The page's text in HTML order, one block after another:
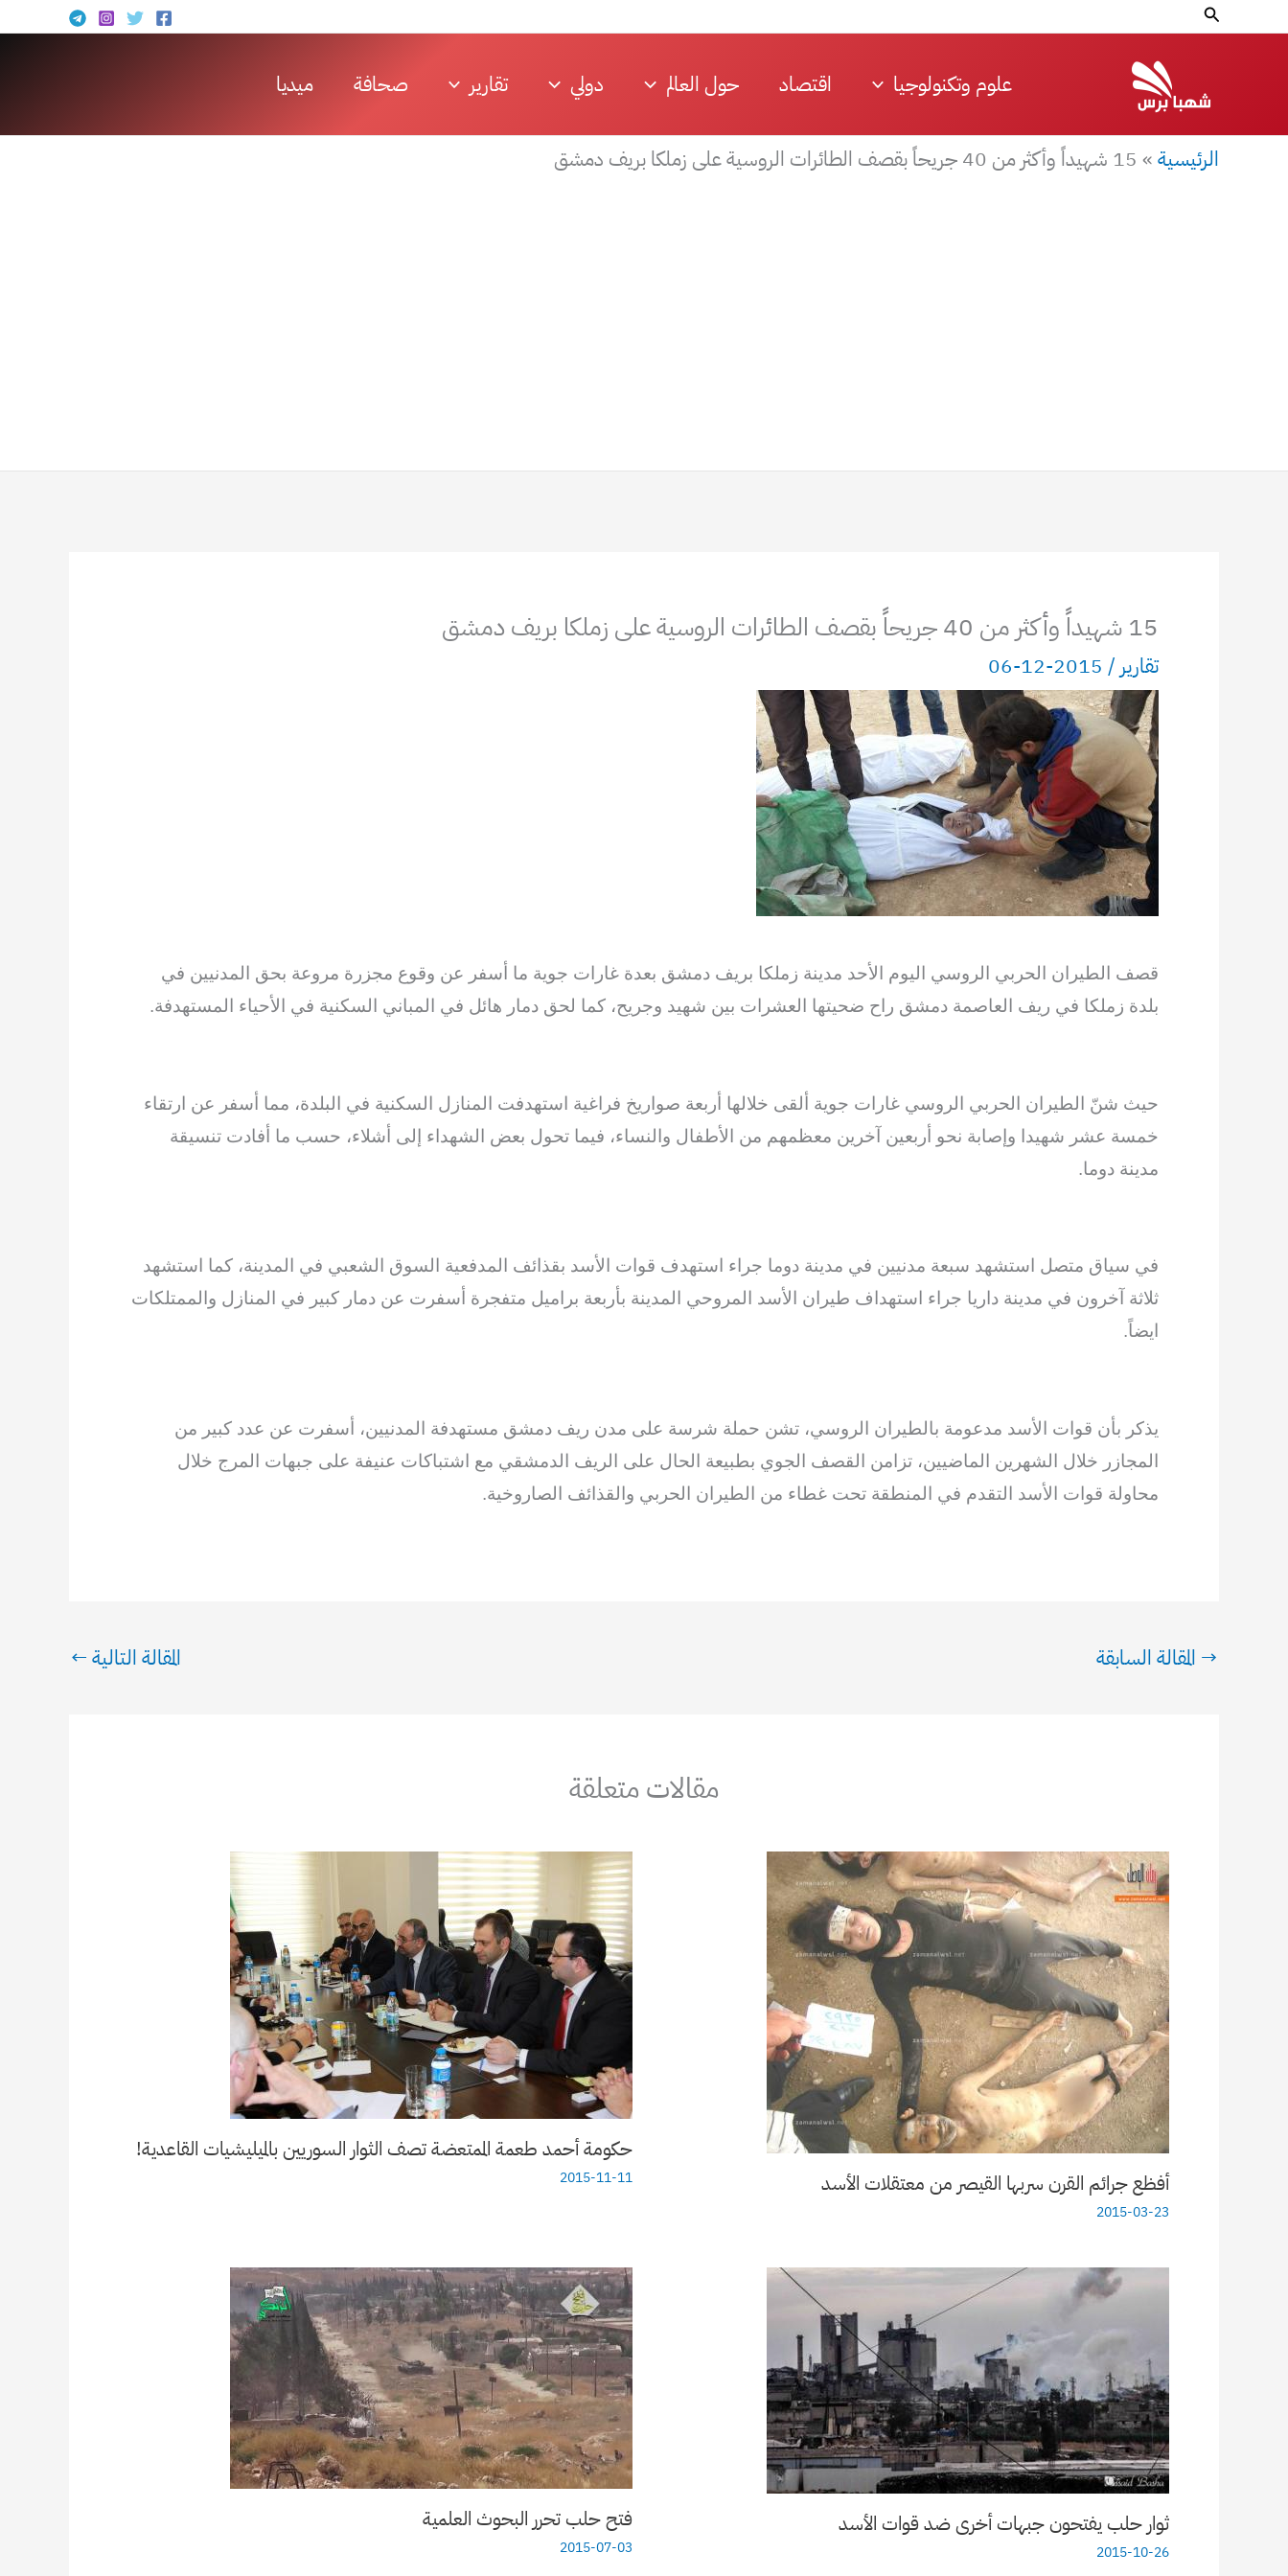
البحث
علوم وتكنولوجيا اقتصاد حول العالم دولي تقارير صحافة ميديا
الرئيسية» 15 شهيداً وأكثر من 40 جريحاً بقصف الطائرات الروسية على زملكا بريف دمشق
15 شهيداً وأكثر من 40 جريحاً بقصف الطائرات الروسية على زملكا بريف دمشق
تقارير /
2015-12-06
قصف الطيران الحربي الروسي اليوم الأحد مدينة زملكا بريف دمشق بعدة غارات جوية ما أسفر عن وقوع مجزرة مروعة بحق المدنيين في
بلدة زملكا في ريف العاصمة دمشق راح ضحيتها العشرات بين شهيد وجريح، كما لحق دمار هائل في المباني السكنية في الأحياء المستهدفة.
حيث شنّ الطيران الحربي الروسي غارات جوية ألقى خلالها أربعة صواريخ فراغية استهدفت المنازل السكنية في البلدة، مما أسفر عن ارتقاء
خمسة عشر شهيدا وإصابة نحو أربعين آخرين معظمهم من الأطفال والنساء، فيما تحول بعض الشهداء إلى أشلاء، حسب ما أفادت تنسيقة
مدينة دوما.
في سياق متصل استشهد سبعة مدنيين في مدينة دوما جراء استهدف قوات الأسد بقذائف المدفعية السوق الشعبي في المدينة، كما استشهد
ثلاثة آخرون في مدينة داريا جراء استهداف طيران الأسد المروحي المدينة بأربعة براميل متفجرة أسفرت عن دمار كبير في المنازل والممتلكات
ايضاً.
يذكر بأن قوات الأسد مدعومة بالطيران الروسي، تشن حملة شرسة على مدن ريف دمشق مستهدفة المدنيين، أسفرت عن عدد كبير من
المجازر خلال الشهرين الماضيين، تزامن القصف الجوي بطبيعة الحال على الريف الدمشقي مع اشتباكات عنيفة على جبهات المرج خلال
محاولة قوات الأسد التقدم في المنطقة تحت غطاء من الطيران الحربي والقذائف الصاروخية.
→ المقالة السابقة المقالة التالية←
مقالات متعلقة
أفظع جرائم القرن سربها القيصر من معتقلات الأسد
2015-03-23
حكومة أحمد طعمة الممتعضة تصف الثوار السوريين بالميليشيات القاعدية!
2015-11-11
ثوار حلب يفتحون جبهات أخرى ضد قوات الأسد
2015-10-26
فتح حلب تحرر البحوث العلمية
2015-07-03